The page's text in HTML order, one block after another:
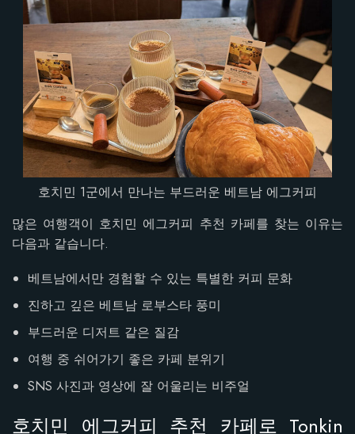
호치민 1군에서 만나는 부드러운 베트남 에그커피
많은 여행객이 호치민 에그커피 추천 카페를 찾는 이유는
다음과 같습니다.
베트남에서만 경험할 수 있는 특별한 커피 문화
진하고 깊은 베트남 로부스타 풍미
부드러운 디저트 같은 질감
여행 중 쉬어가기 좋은 카페 분위기
SNS 사진과 영상에 잘 어울리는 비주얼
호치민 에그커피 추천 카페로 Tonkin